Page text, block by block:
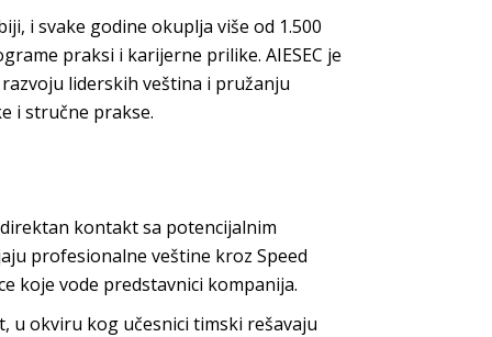
i svake godine okuplja više od 1.500
praksi i karijerne prilike. AIESEC je
liderskih veština i pružanju
i stručne prakse.
kontakt sa potencijalnim
profesionalne veštine kroz Speed
koje vode predstavnici kompanija.
u okviru kog učesnici timski rešavaju